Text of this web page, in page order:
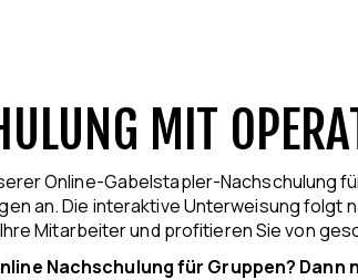
MIT
Online-Gabelstapler-Nachschulung
an. Die interaktive Unterweisung folgt
Mitarbeiter und profitieren Sie von
Nachschulung für Gruppen? Dann